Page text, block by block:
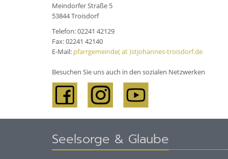
Meindorfer Straße 5
53844 Troisdorf
Telefon: 02241 42129
Fax: 02241 42140
E-Mail: pfarrgemeinde( at )stjohannes-troisdorf.de
Besuchen Sie uns auch in den sozialen Netzwerken
Seelsorge & Glaube